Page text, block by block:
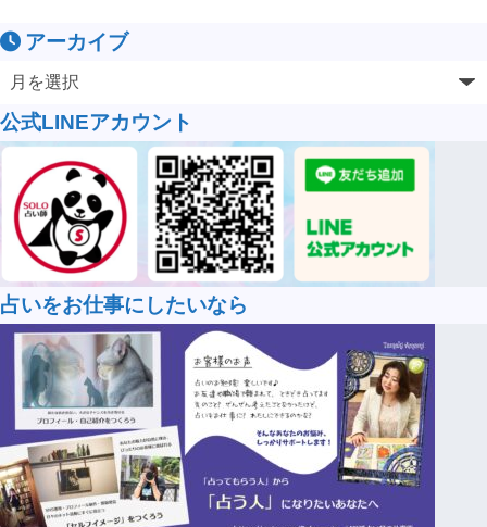
アーカイブ
公式LINEアカウント
占いをお仕事にしたいなら